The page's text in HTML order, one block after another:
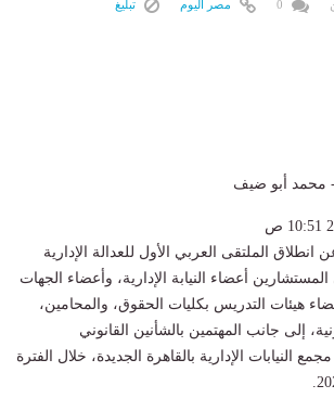
مصر اليوم تبليغ
- محمد أبو ضيف
عن انطلاق الملتقى العربي الأول للعدالة الإدارية
أعضاء النيابة الإدارية، وأعضاء الجهات
هيئات التدريس بكليات الحقوق، والمحامين،
إلى جانب المهتمين بالشأنين القانوني
النيابات الإدارية بالقاهرة الجديدة، خلال الفترة